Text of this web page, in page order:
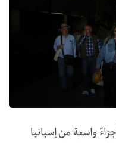
واسعة من إسبانيا